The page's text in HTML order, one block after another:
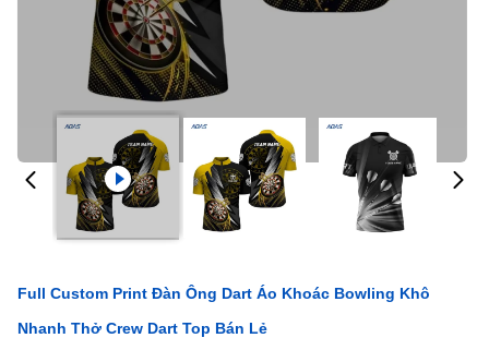
Full Custom Print Đàn Ông Dart Áo Khoác Bowling Khô
Nhanh Thở Crew Dart Top Bán Lẻ